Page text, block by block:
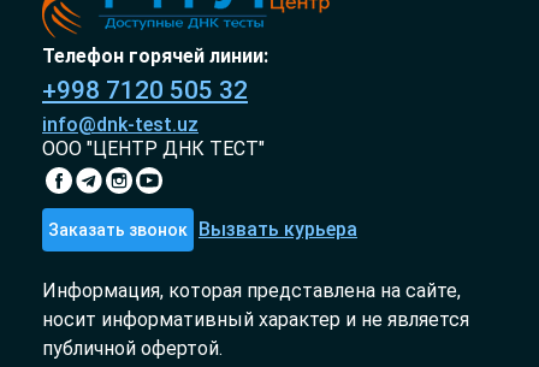
Телефон горячей линии:
+998 7120 505 32
info@dnk-test.uz
ООО "ЦЕНТР ДНК ТЕСТ"
Заказать звонок Вызвать курьера
Информация, которая представлена на сайте,
носит информативный характер и не является
публичной офертой.